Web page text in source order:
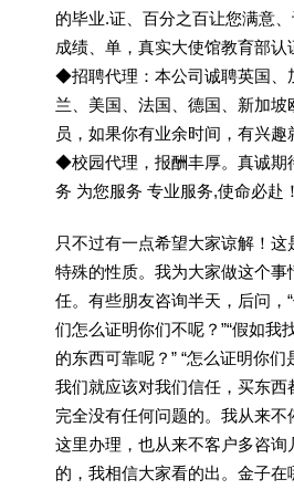
的毕业.证、百分之百让您满意、
成绩、单，真实大使馆教育部认
◆招聘代理：本公司诚聘英国、
兰、美国、法国、德国、新加坡
员，如果你有业余时间，有兴趣
◆校园代理，报酬丰厚。真诚期
务 为您服务 专业服务,使命必赴！
只不过有一点希望大家谅解！
特殊的性质。我为大家做这个
任。有些朋友咨询半天，后问，
们怎么证明你们不呢？”“假如我
的东西可靠呢？” “怎么证明你们
我们就应该对我们信任，买东西
完全没有任何问题的。我从来
这里办理，也从来不客户多咨询
的，我相信大家看的出。金子在